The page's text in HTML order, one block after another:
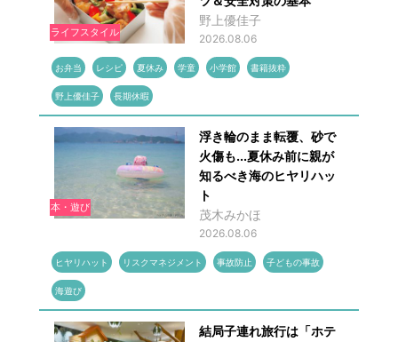
ライフスタイル
野上優佳子
2026.08.06
お弁当 レシピ 夏休み 学童 小学館 書籍抜粋
野上優佳子 長期休暇
本・遊び
浮き輪のまま転覆、砂で
火傷も...夏休み前に親が
知るべき海のヒヤリハッ
ト
茂木みかほ
2026.08.06
ヒヤリハット リスクマネジメント 事故防止 子どもの事故
海遊び
結局子連れ旅行は「ホテ